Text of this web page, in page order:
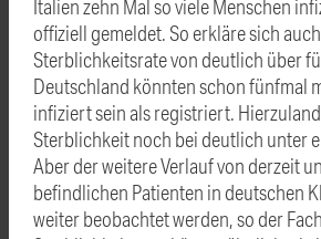
Italien zehn Mal so viele Menschen
offiziell gemeldet. So erkläre sich
Sterblichkeitsrate von deutlich über
Deutschland könnten schon fünfmal
infiziert sein als registriert.
Sterblichkeit noch bei deutlich unter
Aber der weitere Verlauf von derzeit
befindlichen Patienten in deutschen
weiter beobachtet werden, so der